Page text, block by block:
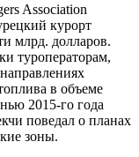
Association
курорт
млрд. долларов.
туроператорам,
в объеме
2015-го года
поведал о планах
зоны.